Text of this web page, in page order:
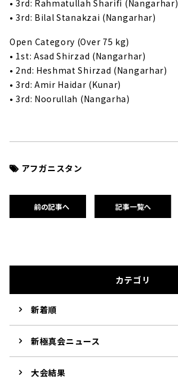
• 3rd: Rahmatullah Sharifi (Nangarhar)
• 3rd: Bilal Stanakzai (Nangarhar)
Open Category (Over 75 kg)
• 1st: Asad Shirzad (Nangarhar)
• 2nd: Heshmat Shirzad (Nangarhar)
• 3rd: Amir Haidar (Kunar)
• 3rd: Noorullah (Nangarha)
アフガニスタン
前の記事へ 記事一覧へ
カテゴリ
新着順
新極真会ニュース
大会結果